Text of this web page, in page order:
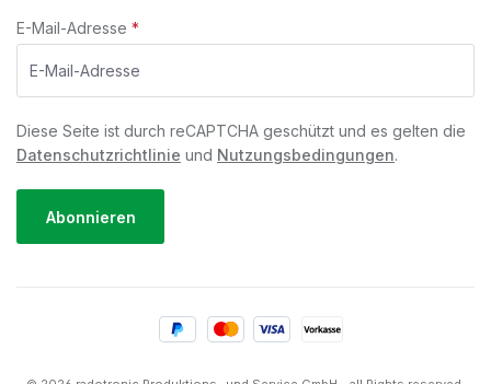
E-Mail-Adresse *
Diese Seite ist durch reCAPTCHA geschützt und es gelten die
Datenschutzrichtlinie und Nutzungsbedingungen.
Abonnieren